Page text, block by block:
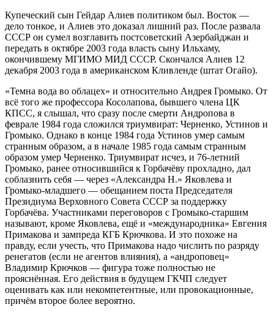
Купеческий сын Гейдар Алиев политиком был. Восток —
дело тонкое, и Алиев это доказал лишний раз. После развала
СССР он сумел возглавить постсоветский Азербайджан и
передать в октябре 2003 года власть сыну Ильхаму,
окончившему МГИМО МИД СССР. Скончался Алиев 12
декабря 2003 года в американском Кливленде (штат Огайо).
«Темна вода во облацех» и относительно Андрея Громыко. От
всё того же профессора Косолапова, бывшего члена ЦК
КПСС, я слышал, что сразу после смерти Андропова в
феврале 1984 года сложился триумвират: Черненко, Устинов и
Громыко. Однако в конце 1984 года Устинов умер самым
странным образом, а в начале 1985 года самым странным
образом умер Черненко. Триумвират исчез, и 76-летний
Громыко, ранее относившийся к Горбачёву прохладно, дал
соблазнить себя — через «Александра Н.» Яковлева и
Громыко-младшего — обещанием поста Председателя
Президиума Верховного Совета СССР за поддержку
Горбачёва. Участниками переговоров с Громыко-старшим
называют, кроме Яковлева, ещё и «международника» Евгения
Примакова и зампреда КГБ Крючкова. И это похоже на
правду, если учесть, что Примакова надо числить по разряду
ренегатов (если не агентов влияния), а «андроповец»
Владимир Крючков — фигура тоже полностью не
прояснённая. Его действия в будущем ГКЧП следует
оценивать как или некомпетентные, или провокационные,
причём второе более вероятно.